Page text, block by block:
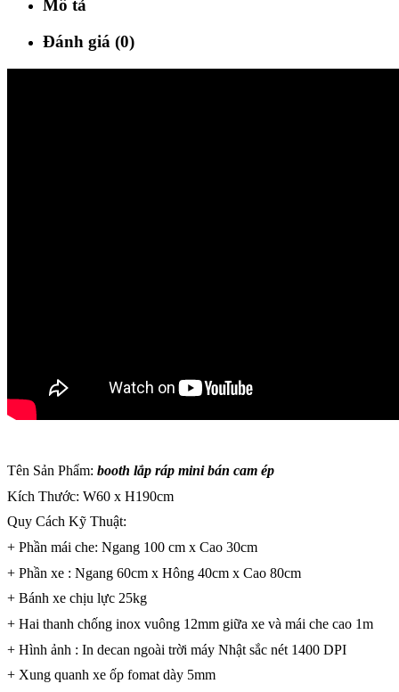
Mô tả
Đánh giá (0)
Tên Sản Phẩm: booth lắp ráp mini bán cam ép
Kích Thước: W60 x H190cm
Quy Cách Kỹ Thuật:
+ Phần mái che: Ngang 100 cm x Cao 30cm
+ Phần xe : Ngang 60cm x Hông 40cm x Cao 80cm
+ Bánh xe chịu lực 25kg
+ Hai thanh chống inox vuông 12mm giữa xe và mái che cao 1m
+ Hình ảnh : In decan ngoài trời máy Nhật sắc nét 1400 DPI
+ Xung quanh xe ốp fomat dày 5mm